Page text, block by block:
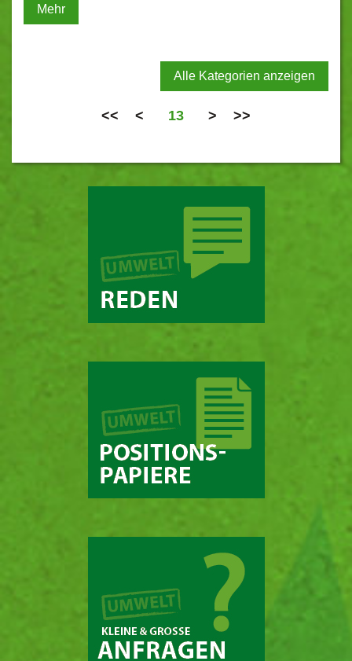
Mehr
Alle Kategorien anzeigen
<< < 13 > >>